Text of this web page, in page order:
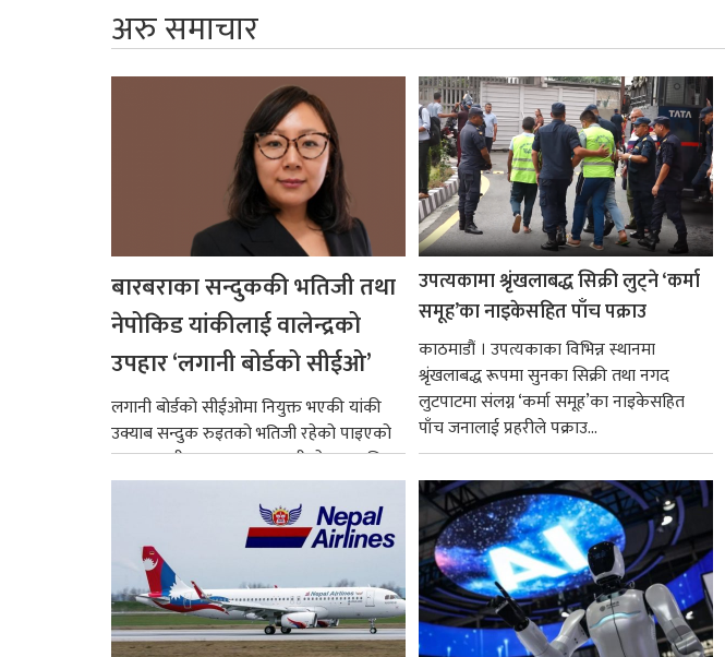
अरु समाचार
बारबराका सन्दुककी भतिजी तथा
नेपोकिड यांकीलाई वालेन्द्रको
उपहार ‘लगानी बोर्डको सीईओ’
लगानी बोर्डको सीईओमा नियुक्त भएकी यांकी
उक्याब सन्दुक रुइतको भतिजी रहेको पाइएको
छ। तत्कालीन समयमा महाकालीको अञ्चलाधिश
नै बनेका जोन...
उपत्यकामा श्रृंखलाबद्ध सिक्री लुट्ने ‘कर्मा
समूह’का नाइकेसहित पाँच पक्राउ
काठमाडौं । उपत्यकाका विभिन्न स्थानमा
श्रृंखलाबद्ध रूपमा सुनका सिक्री तथा नगद
लुटपाटमा संलग्न ‘कर्मा समूह’का नाइकेसहित
पाँच जनालाई प्रहरीले पक्राउ...